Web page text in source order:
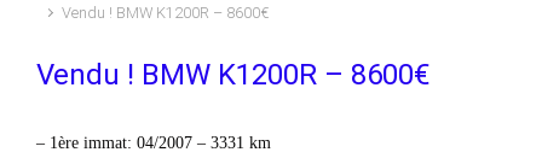
Vendu ! BMW K1200R – 8600€
Vendu ! BMW K1200R – 8600€
– 1ère immat: 04/2007 – 3331 km